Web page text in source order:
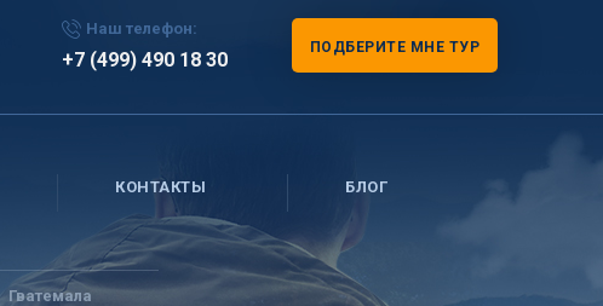
Наш телефон:
+7 (499) 490 18 30
ПОДБЕРИТЕ МНЕ ТУР
КОНТАКТЫ БЛОГ
Гватемала